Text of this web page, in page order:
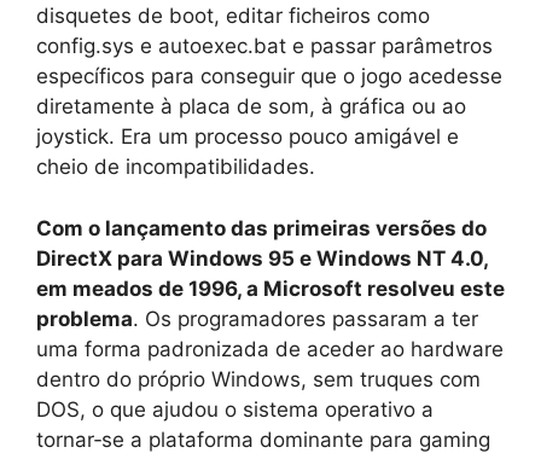
disquetes de boot, editar ficheiros como
config.sys e autoexec.bat e passar parâmetros
específicos para conseguir que o jogo acedesse
diretamente à placa de som, à gráfica ou ao
joystick. Era um processo pouco amigável e
cheio de incompatibilidades.
Com o lançamento das primeiras versões do
DirectX para Windows 95 e Windows NT 4.0,
em meados de 1996, a Microsoft resolveu este
problema. Os programadores passaram a ter
uma forma padronizada de aceder ao hardware
dentro do próprio Windows, sem truques com
DOS, o que ajudou o sistema operativo a
tornar‑se a plataforma dominante para gaming